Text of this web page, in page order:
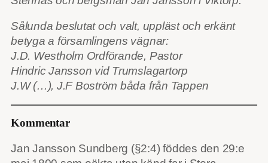
Sålunda beslutat och valt, uppläst och erkänt
betyga a församlingens vägnar:
J.D. Westholm Ordförande, Pastor
Hindric Jansson vid Trumslagartorp
J.W (…), J.F Boström båda från Tappen
Kommentar
Jan Jansson Sundberg (§2:4) föddes den 29:e